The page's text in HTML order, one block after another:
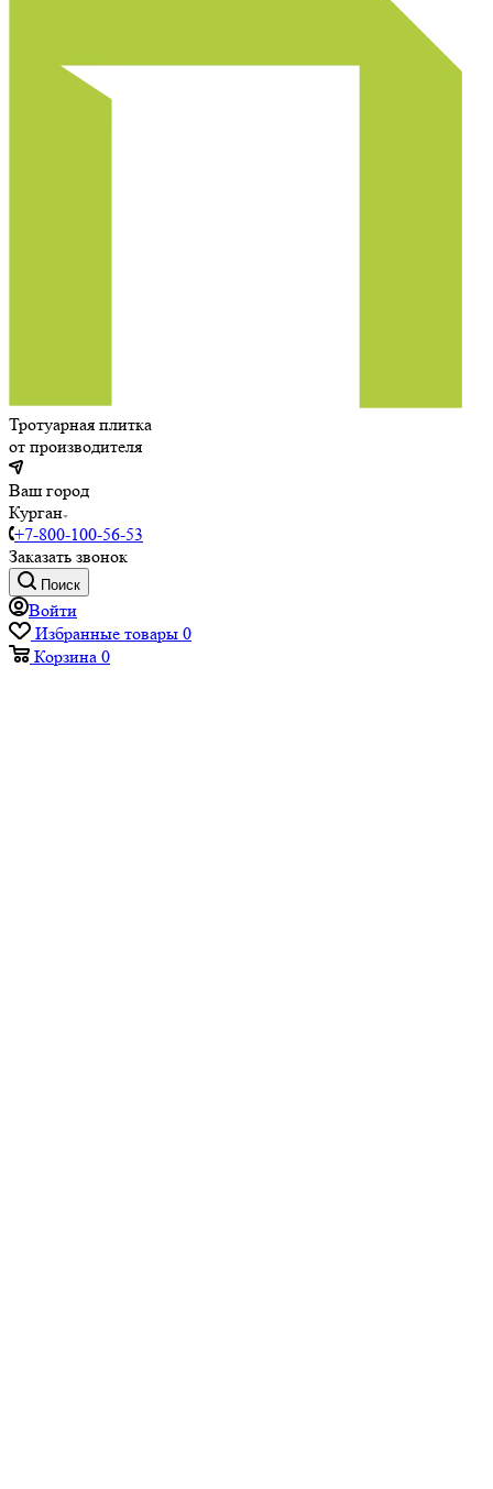
Тротуарная плитка
от производителя
Ваш город
Курган
+7-800-100-56-53
Заказать звонок
Поиск
Войти
Избранные товары 0
Корзина 0